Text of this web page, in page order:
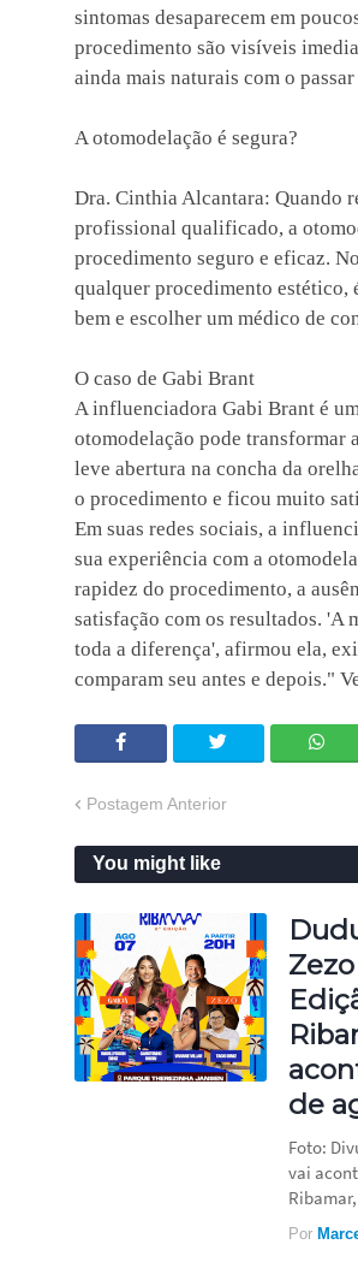
sintomas desaparecem em
procedimento são visíveis
ainda mais naturais com o
A otomodelação é segura?
Dra. Cinthia Alcantara: Quando
profissional qualificado, a
procedimento seguro e eficaz.
qualquer procedimento estético,
bem e escolher um médico de
O caso de Gabi Brant
A influenciadora Gabi Brant é
otomodelação pode transformar
leve abertura na concha da
o procedimento e ficou muito
Em suas redes sociais, a
sua experiência com a
rapidez do procedimento, a
satisfação com os resultados. 'A
toda a diferença', afirmou ela,
comparam seu antes e depois."
Postagem Anterior
You might like
de
Foto:
vai
Por